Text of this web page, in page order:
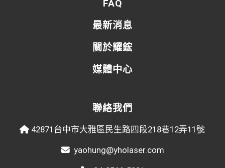
FAQ
最新消息
關於耀鋐
媒體中心
聯絡我們
42871台中市大雅區民生路四段218巷12弄11號
yaohung@yholaser.com